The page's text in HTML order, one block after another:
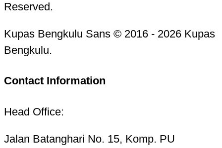
Reserved.
Kupas Bengkulu Sans © 2016 - 2026 Kupas
Bengkulu.
Contact Information
Head Office:
Jalan Batanghari No. 15, Komp. PU